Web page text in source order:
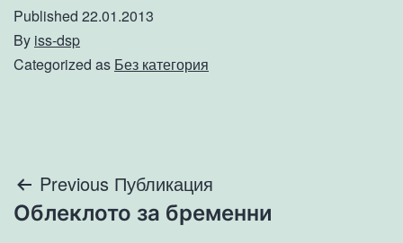
Published 22.01.2013
By iss-dsp
Categorized as Без категория
Навигация
Previous Публикация
Облеклото за бременни